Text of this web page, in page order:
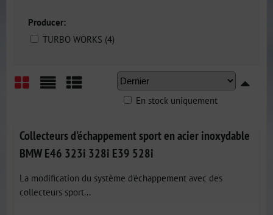
Producer:
TURBO WORKS (4)
En stock uniquement
Collecteurs d'échappement sport en acier inoxydable
BMW E46 323i 328i E39 528i
La modification du système d'échappement avec des
collecteurs sport...